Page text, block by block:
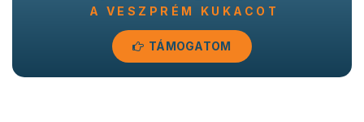
A VESZPRÉM KUKACOT
TÁMOGATOM